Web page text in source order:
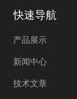
快速导航
产品展示
新闻中心
技术文章